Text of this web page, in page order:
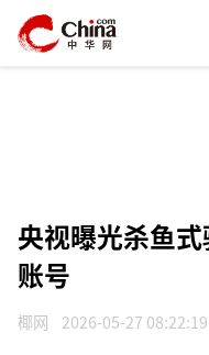
央视曝光杀鱼
账号
椰网 2026-05-27 08:22:19